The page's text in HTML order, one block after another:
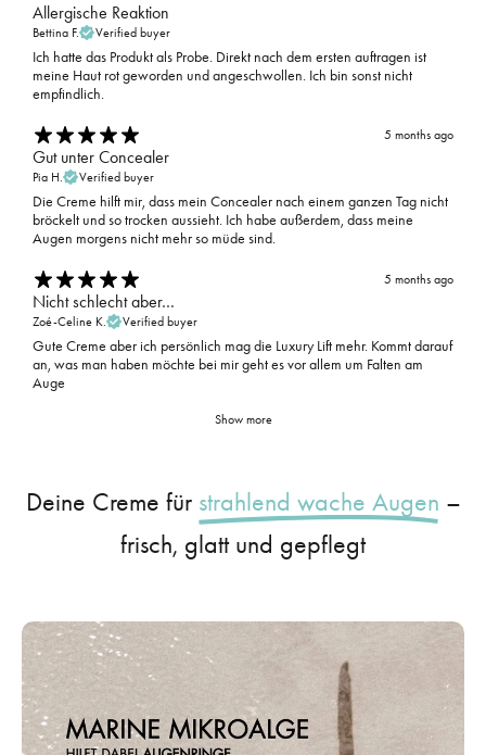
Allergische Reaktion
Bettina F. Verified buyer
Ich hatte das Produkt als Probe. Direkt nach dem ersten auftragen ist
meine Haut rot geworden und angeschwollen. Ich bin sonst nicht
empfindlich.
5 months ago
Gut unter Concealer
Pia H. Verified buyer
Die Creme hilft mir, dass mein Concealer nach einem ganzen Tag nicht
bröckelt und so trocken aussieht. Ich habe außerdem, dass meine
Augen morgens nicht mehr so müde sind.
5 months ago
Nicht schlecht aber…
Zoé-Celine K. Verified buyer
Gute Creme aber ich persönlich mag die Luxury Lift mehr. Kommt darauf
an, was man haben möchte bei mir geht es vor allem um Falten am
Auge
Show more
Deine Creme für strahlend wache Augen –
frisch, glatt und gepflegt